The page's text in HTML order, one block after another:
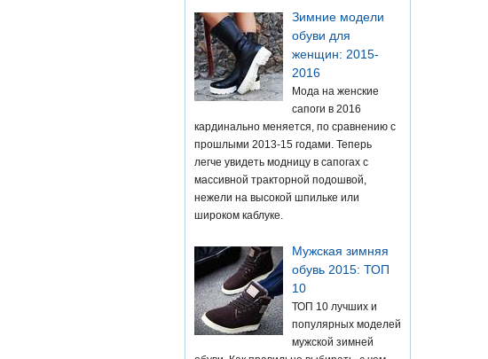
Зимние модели
обуви для
женщин: 2015-
2016
Мода на женские
сапоги в 2016
кардинально меняется, по сравнению с
прошлыми 2013-15 годами. Теперь
легче увидеть модницу в сапогах с
массивной тракторной подошвой,
нежели на высокой шпильке или
широком каблуке.
Мужская зимняя
обувь 2015: ТОП
10
ТОП 10 лучших и
популярных моделей
мужской зимней